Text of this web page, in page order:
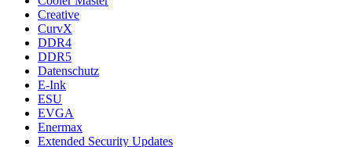
Creative
CurvX
DDR4
DDR5
Datenschutz
E-Ink
ESU
EVGA
Enermax
Extended Security Updates